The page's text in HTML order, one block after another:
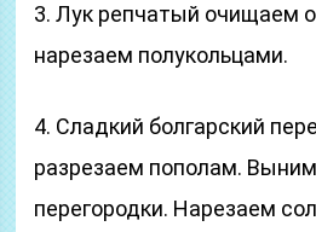
3. Лук репчатый очищаем
нарезаем полукольцами.
4. Сладкий болгарский
разрезаем пополам.
перегородки. Нарезаем